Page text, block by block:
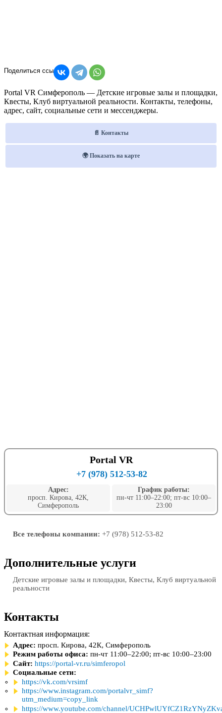
Portal VR Симферополь — Детские игровые залы и площадки,
Квесты, Клуб виртуальной реальности. Контакты, телефоны,
адрес, сайт, социальные сети и мессенджеры.
📄 Контакты
🌍 Показать на карте
Portal VR
+7 (978) 512-53-82
Адрес:
просп. Кирова, 42К,
Симферополь
График работы:
пн-чт 11:00–22:00; пт-вс 10:00–
23:00
Все телефоны компании: +7 (978) 512-53-82
Дополнительные услуги
Детские игровые залы и площадки, Квесты, Клуб виртуальной
реальности
Контакты
Контактная информация:
Адрес: просп. Кирова, 42К, Симферополь
Режим работы офиса: пн-чт 11:00–22:00; пт-вс 10:00–23:00
Сайт: https://portal-vr.ru/simferopol
Социальные сети:
https://vk.com/vrsimf
https://www.instagram.com/portalvr_simf?
utm_medium=copy_link
https://www.youtube.com/channel/